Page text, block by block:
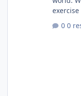
dietary
0